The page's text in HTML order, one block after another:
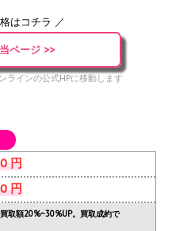
はコチラ ／
ページ >>
インの公式HPに移動します
円
円
取額20%~30%UP。買取成約で